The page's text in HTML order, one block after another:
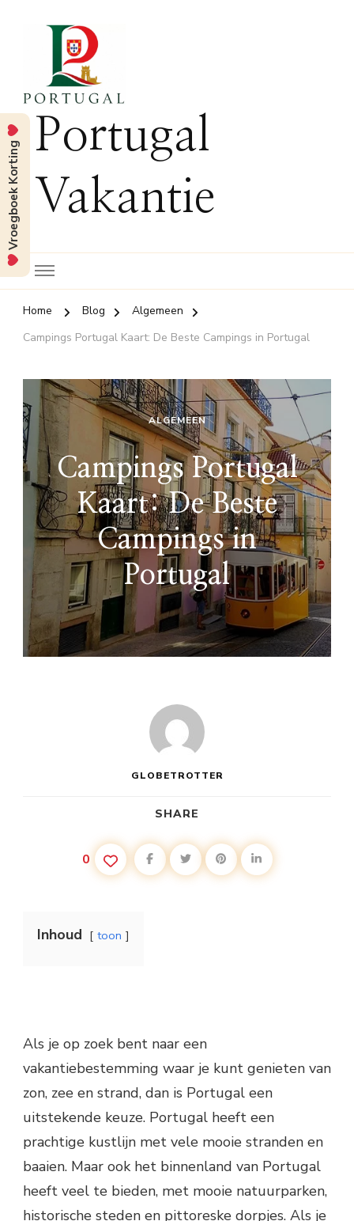
Portugal
Vakantie
Home Blog
Algemeen
Campings Portugal Kaart: De Beste Campings in Portugal
ALGEMEEN
Campings Portugal
Kaart: De Beste
Campings in
Portugal
GLOBETROTTER
SHARE
0
Inhoud toon
Als je op zoek bent naar een
vakantiebestemming waar je kunt genieten van
zon, zee en strand, dan is Portugal een
uitstekende keuze. Portugal heeft een
prachtige kustlijn met vele mooie stranden en
baaien. Maar ook het binnenland van Portugal
heeft veel te bieden, met mooie natuurparken,
historische steden en pittoreske dorpjes. Als je
Vroegboek Korting